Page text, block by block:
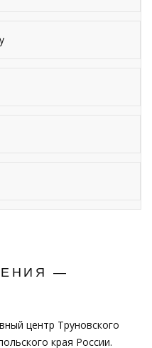
—
центр Труновского
края России.